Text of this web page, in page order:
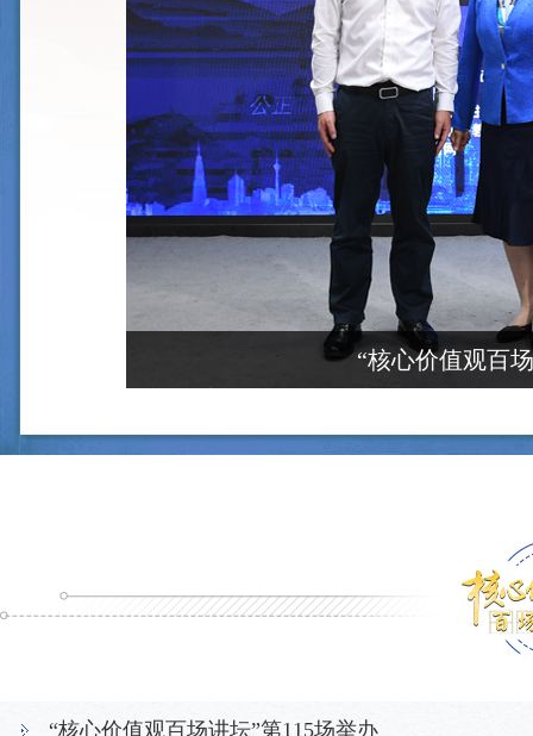
“核心价值观百
“核心价值观百场讲坛”第115场举办